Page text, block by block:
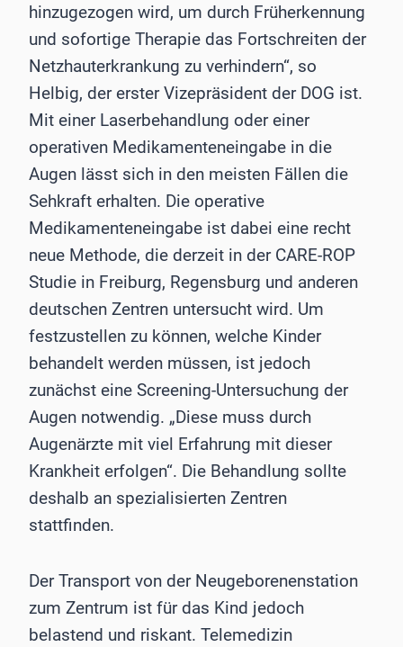
hinzugezogen wird, um durch Früherkennung
und sofortige Therapie das Fortschreiten der
Netzhauterkrankung zu verhindern“, so
Helbig, der erster Vizepräsident der DOG ist.
Mit einer Laserbehandlung oder einer
operativen Medikamenteneingabe in die
Augen lässt sich in den meisten Fällen die
Sehkraft erhalten. Die operative
Medikamenteneingabe ist dabei eine recht
neue Methode, die derzeit in der CARE-ROP
Studie in Freiburg, Regensburg und anderen
deutschen Zentren untersucht wird. Um
festzustellen zu können, welche Kinder
behandelt werden müssen, ist jedoch
zunächst eine Screening-Untersuchung der
Augen notwendig. „Diese muss durch
Augenärzte mit viel Erfahrung mit dieser
Krankheit erfolgen“. Die Behandlung sollte
deshalb an spezialisierten Zentren
stattfinden.
Der Transport von der Neugeborenenstation
zum Zentrum ist für das Kind jedoch
belastend und riskant. Telemedizin